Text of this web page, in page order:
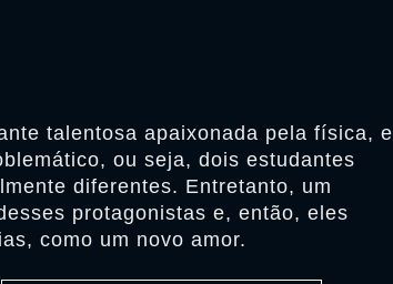
talentosa apaixonada pela física, e
ou seja, dois estudantes
diferentes. Entretanto, um
protagonistas e, então, eles
como um novo amor.